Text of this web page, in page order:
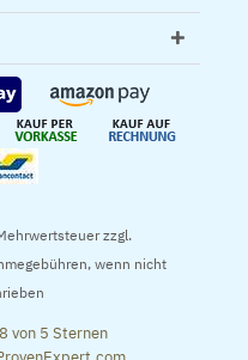
zzgl.
wenn nicht
von 5 Sternen